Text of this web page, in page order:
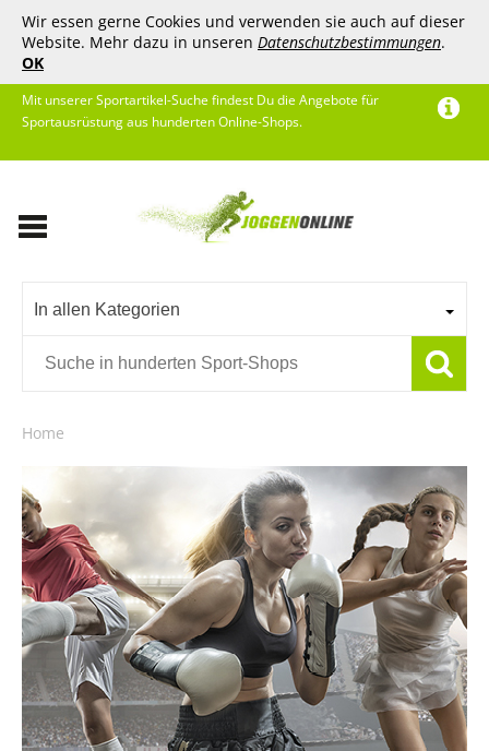
Wir essen gerne Cookies und verwenden sie auch auf dieser
Website. Mehr dazu in unseren Datenschutzbestimmungen.
OK
Mit unserer Sportartikel-Suche findest Du die Angebote für
Sportausrüstung aus hunderten Online-Shops.
In allen Kategorien
Home